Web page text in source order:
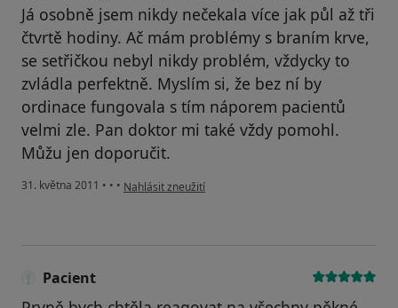
Já osobně jsem nikdy nečekala více jak půl až tři
čtvrtě hodiny. Ač mám problémy s braním krve,
se setřičkou nebyl nikdy problém, vždycky to
zvládla perfektně. Myslím si, že bez ní by
ordinace fungovala s tím náporem pacientů
velmi zle. Pan doktor mi také vždy pomohl.
Můžu jen doporučit.
31. května 2011 • • • podle názoru uživatele Pacient
Nahlásit zneužití
Pacient